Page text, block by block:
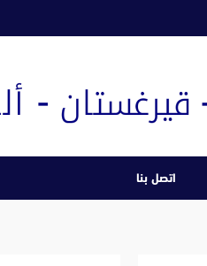
اتصل بنا